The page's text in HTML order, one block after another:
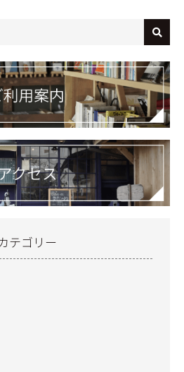
テゴリー